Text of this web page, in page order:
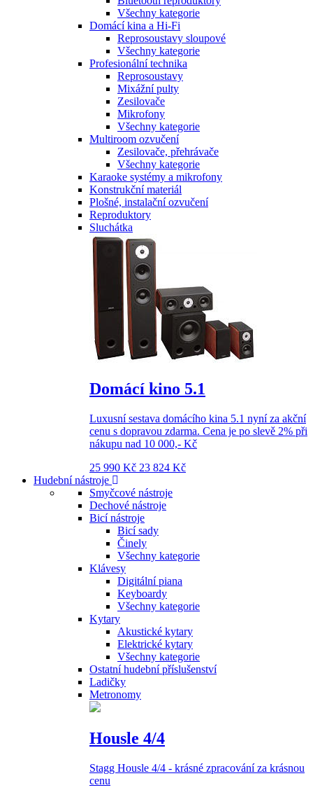
Všechny kategorie
Domácí kina a Hi-Fi
Reprosoustavy sloupové
Všechny kategorie
Profesionální technika
Reprosoustavy
Mixážní pulty
Zesilovače
Mikrofony
Všechny kategorie
Multiroom ozvučení
Zesilovače, přehrávače
Všechny kategorie
Karaoke systémy a mikrofony
Konstrukční materiál
Plošné, instalační ozvučení
Reproduktory
Sluchátka
Domácí kino 5.1
Luxusní sestava domácího kina 5.1 nyní za akční
cenu s dopravou zdarma. Cena je po slevě 2% při
nákupu nad 10 000,- Kč
25 990 Kč 23 824 Kč
Hudební nástroje
Smyčcové nástroje
Dechové nástroje
Bicí nástroje
Bicí sady
Činely
Všechny kategorie
Klávesy
Digitální piana
Keyboardy
Všechny kategorie
Kytary
Akustické kytary
Elektrické kytary
Všechny kategorie
Ostatní hudební příslušenství
Ladičky
Metronomy
Housle 4/4
Stagg Housle 4/4 - krásné zpracování za krásnou
cenu